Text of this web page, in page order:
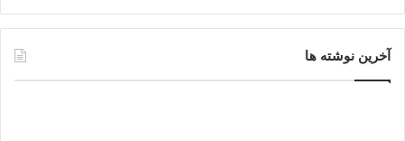
آخرین نوشته ها